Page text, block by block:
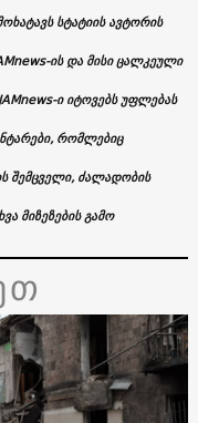
სტატიის ავტორის
ის და მისი ცალკეული
ი იტოვებს უფლებას
რომლებიც
შემცველი, ძალადობის
მიზეზების გამო